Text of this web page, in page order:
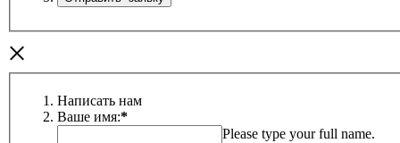
×
Написать нам
Ваше имя:*
Please type your full name.